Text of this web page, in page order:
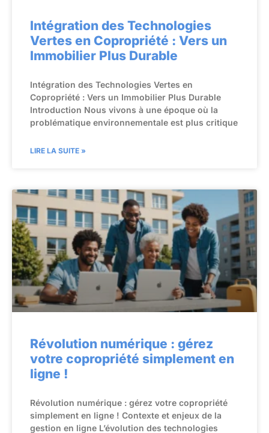
Intégration des Technologies
Vertes en Copropriété : Vers un
Immobilier Plus Durable
Intégration des Technologies Vertes en
Copropriété : Vers un Immobilier Plus Durable
Introduction Nous vivons à une époque où la
problématique environnementale est plus critique
LIRE LA SUITE »
Révolution numérique : gérez
votre copropriété simplement en
ligne !
Révolution numérique : gérez votre copropriété
simplement en ligne ! Contexte et enjeux de la
gestion en ligne L’évolution des technologies